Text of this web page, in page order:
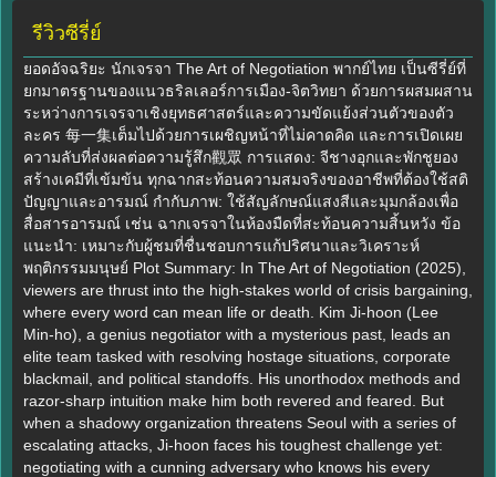
รีวิวซีรี่ย์
ยอดอัจฉริยะ นักเจรจา The Art of Negotiation พากย์ไทย เป็นซีรี่ย์ที่
ยกมาตรฐานของแนวธริลเลอร์การเมือง-จิตวิทยา ด้วยการผสมผสาน
ระหว่างการเจรจาเชิงยุทธศาสตร์และความขัดแย้งส่วนตัวของตัว
ละคร 每一集เต็มไปด้วยการเผชิญหน้าที่ไม่คาดคิด และการเปิดเผย
ความลับที่ส่งผลต่อความรู้สึก觀眾 การแสดง: จีชางอุกและพักชูยอง
สร้างเคมีที่เข้มข้น ทุกฉากสะท้อนความสมจริงของอาชีพที่ต้องใช้สติ
ปัญญาและอารมณ์ กำกับภาพ: ใช้สัญลักษณ์แสงสีและมุมกล้องเพื่อ
สื่อสารอารมณ์ เช่น ฉากเจรจาในห้องมืดที่สะท้อนความสิ้นหวัง ข้อ
แนะนำ: เหมาะกับผู้ชมที่ชื่นชอบการแก้ปริศนาและวิเคราะห์
พฤติกรรมมนุษย์ Plot Summary: In The Art of Negotiation (2025),
viewers are thrust into the high-stakes world of crisis bargaining,
where every word can mean life or death. Kim Ji-hoon (Lee
Min-ho), a genius negotiator with a mysterious past, leads an
elite team tasked with resolving hostage situations, corporate
blackmail, and political standoffs. His unorthodox methods and
razor-sharp intuition make him both revered and feared. But
when a shadowy organization threatens Seoul with a series of
escalating attacks, Ji-hoon faces his toughest challenge yet:
negotiating with a cunning adversary who knows his every